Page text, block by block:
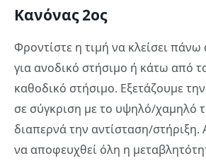
Κανόνας 2ος
Φροντίστε η τιμή να κλείσει
για ανοδικό στήσιμο ή κάτω από
καθοδικό στήσιμο. Εξετάζουμε
σε σύγκριση με το υψηλό/χαμηλό
διαπερνά την αντίσταση/στήριξη.
να αποφευχθεί όλη η